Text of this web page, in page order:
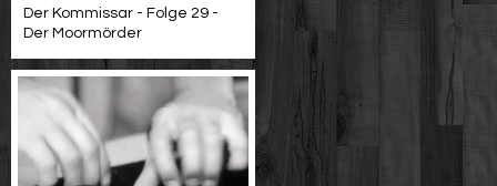
Der Kommissar - Folge 29 -
Der Moormörder